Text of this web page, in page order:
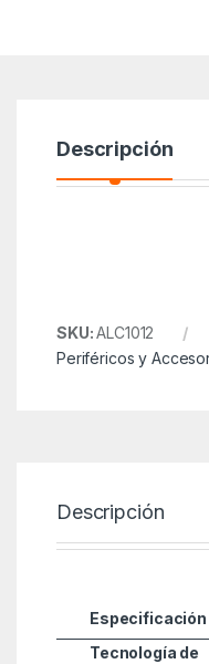
Descripción
SKU:ALC1012
Periféricos y
Descripción
Especificación
Tecnología de